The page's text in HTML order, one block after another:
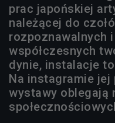
prac japońskiej
należącej do
rozpoznawalnych
współczesnych
dynie, instalacje
Na instagramie jej
wystawy oblegają